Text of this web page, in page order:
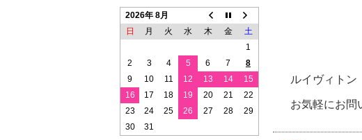
ルイヴィト
お気軽にお問
2026年 8月
日
月 火 水 木 金
土
1
2
3 4 5 6 7
8
9
10 11 12 13 14
15
16
17 18 19 20 21
22
23
24 25 26 27 28
29
30
31